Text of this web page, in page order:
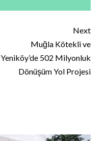
Next
Muğla Kötekli ve
Yeniköy’de 502 Milyonluk
Dönüşüm Yol Projesi